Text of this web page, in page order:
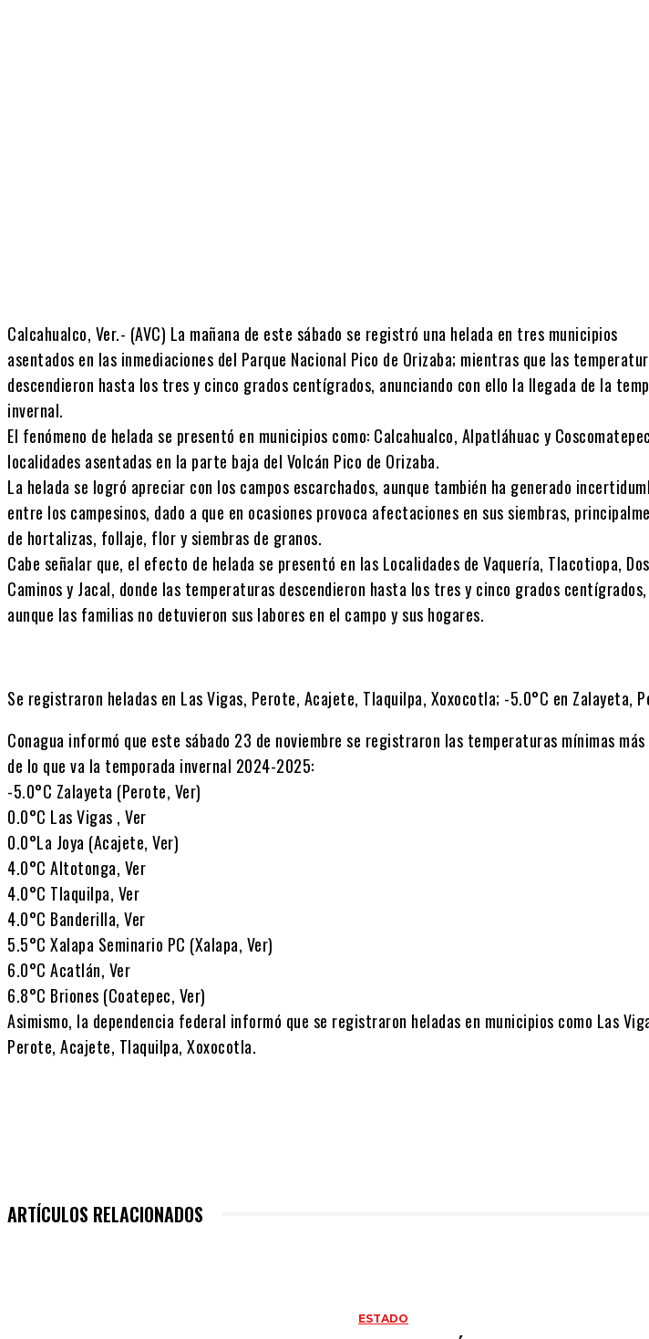
Calcahualco, Ver.- (AVC) La mañana de este sábado se registró una helada en tres municipios
asentados en las inmediaciones del Parque Nacional Pico de Orizaba; mientras que las
descendieron hasta los tres y cinco grados centígrados, anunciando con ello la llegada de la
invernal.
El fenómeno de helada se presentó en municipios como: Calcahualco, Alpatláhuac y
localidades asentadas en la parte baja del Volcán Pico de Orizaba.
La helada se logró apreciar con los campos escarchados, aunque también ha generado
entre los campesinos, dado a que en ocasiones provoca afectaciones en sus siembras,
de hortalizas, follaje, flor y siembras de granos.
Cabe señalar que, el efecto de helada se presentó en las Localidades de Vaquería, Tlacotiopa, Dos
Caminos y Jacal, donde las temperaturas descendieron hasta los tres y cinco grados centígrados,
aunque las familias no detuvieron sus labores en el campo y sus hogares.
Se registraron heladas en Las Vigas, Perote, Acajete, Tlaquilpa, Xoxocotla; -5.0°C en Zalayeta,
Conagua informó que este sábado 23 de noviembre se registraron las temperaturas mínimas más
de lo que va la temporada invernal 2024-2025:
-5.0°C Zalayeta (Perote, Ver)
0.0°C Las Vigas , Ver
0.0°La Joya (Acajete, Ver)
4.0°C Altotonga, Ver
4.0°C Tlaquilpa, Ver
4.0°C Banderilla, Ver
5.5°C Xalapa Seminario PC (Xalapa, Ver)
6.0°C Acatlán, Ver
6.8°C Briones (Coatepec, Ver)
Asimismo, la dependencia federal informó que se registraron heladas en municipios como Las
Perote, Acajete, Tlaquilpa, Xoxocotla.
ARTÍCULOS RELACIONADOS
ESTADO